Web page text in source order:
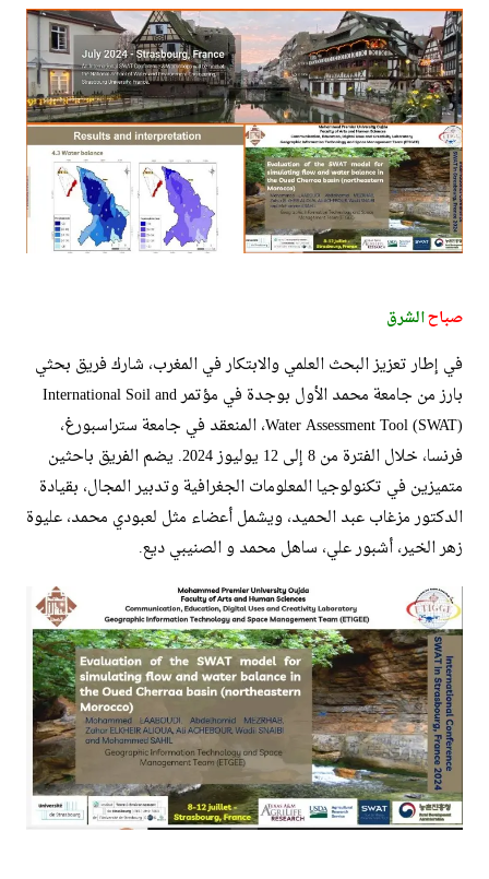
صباحالشرق
في إطار تعزيز البحث العلمي والابتكار في المغرب، شارك فريق بحثي
بارز من جامعة محمد الأول بوجدة في مؤتمر International Soil and
Water Assessment Tool (SWAT)، المنعقد في جامعة ستراسبورغ،
فرنسا، خلال الفترة من 8 إلى 12 يوليوز 2024. يضم الفريق باحثين
متميزين في تكنولوجيا المعلومات الجغرافية وتدبير المجال، بقيادة
الدكتور مزغاب عبد الحميد، ويشمل أعضاء مثل لعبودي محمد، عليوة
زهر الخير، أشبور علي، ساهل محمد و الصنيبي ديع.